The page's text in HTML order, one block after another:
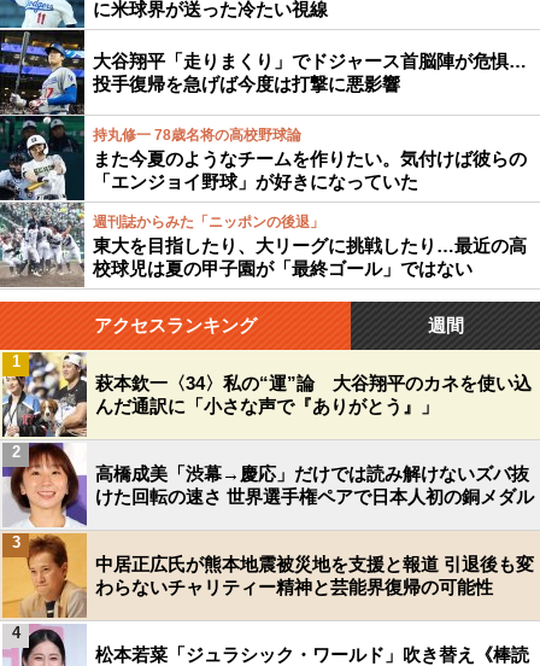
に米球界が送った冷たい視線
大谷翔平「走りまくり」でドジャース首脳陣が危惧…
投手復帰を急げば今度は打撃に悪影響
持丸修一 78歳名将の高校野球論
また今夏のようなチームを作りたい。気付けば彼らの
「エンジョイ野球」が好きになっていた
週刊誌からみた「ニッポンの後退」
東大を目指したり、大リーグに挑戦したり…最近の高
校球児は夏の甲子園が「最終ゴール」ではない
アクセスランキング 週間
萩本欽一〈34〉私の“運”論 大谷翔平のカネを使い込
んだ通訳に「小さな声で『ありがとう』」
1
高橋成美「渋幕→慶応」だけでは読み解けないズバ抜
けた回転の速さ 世界選手権ペアで日本人初の銅メダル
2
中居正広氏が熊本地震被災地を支援と報道 引退後も変
わらないチャリティー精神と芸能界復帰の可能性
3
松本若菜「ジュラシック・ワールド」吹き替え《棒読
4